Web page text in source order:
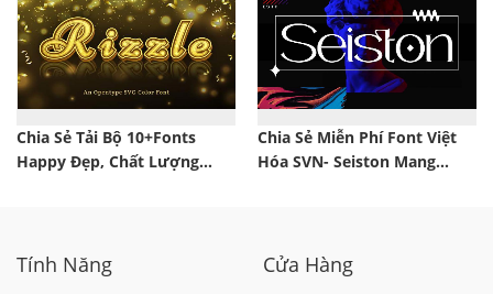
Chia Sẻ Tải Bộ 10+Fonts
Happy Đẹp, Chất Lượng
Chia Sẻ Miễn Phí Font Việt
Hóa SVN- Seiston Mang
Tính Năng Cửa Hàng